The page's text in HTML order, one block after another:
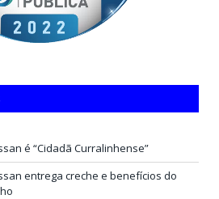
é “Cidadã Curralinhense”
entrega creche e benefícios do